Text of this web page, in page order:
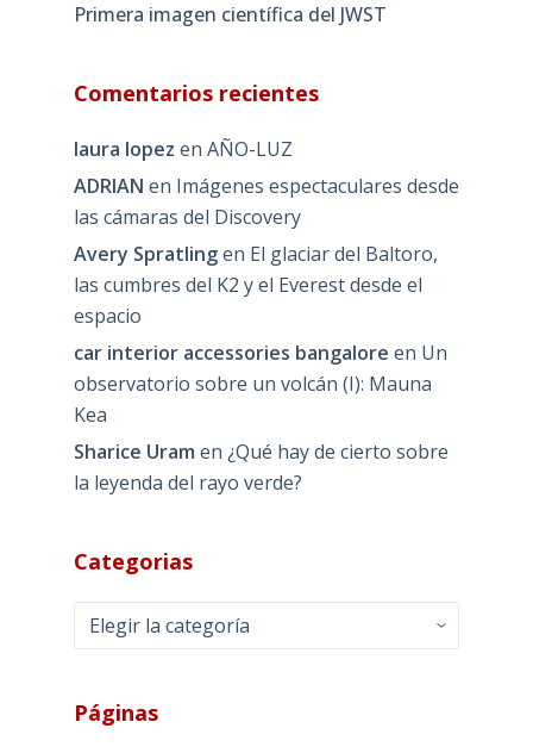
Primera imagen científica del JWST
Comentarios recientes
laura lopez en AÑO-LUZ
ADRIAN en Imágenes espectaculares desde
las cámaras del Discovery
Avery Spratlingen El glaciar del Baltoro,
las cumbres del K2 y el Everest desde el
espacio
car interior accessories bangalore en Un
observatorio sobre un volcán (I): Mauna
Kea
Sharice Uram en ¿Qué hay de cierto sobre
la leyenda del rayo verde?
Categorias
Categorias
Páginas